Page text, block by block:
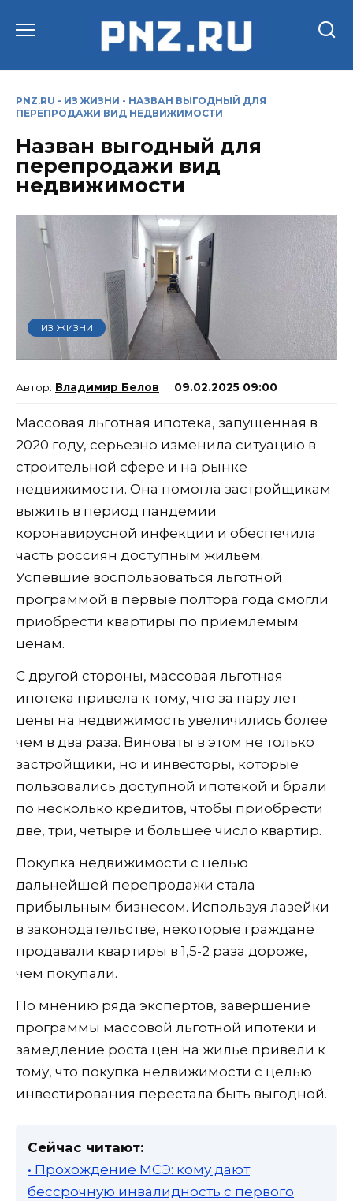
PNZ.RU - ИЗ ЖИЗНИ - НАЗВАН ВЫГОДНЫЙ ДЛЯ
ПЕРЕПРОДАЖИ ВИД НЕДВИЖИМОСТИ
Назван выгодный для
перепродажи вид
недвижимости
ИЗ ЖИЗНИ
Владимир Белов 09.02.2025 09:00
Массовая льготная ипотека, запущенная в
2020 году, серьезно изменила ситуацию в
строительной сфере и на рынке
недвижимости. Она помогла застройщикам
выжить в период пандемии
коронавирусной инфекции и обеспечила
часть россиян доступным жильем.
Успевшие воспользоваться льготной
программой в первые полтора года смогли
приобрести квартиры по приемлемым
ценам.
С другой стороны, массовая льготная
ипотека привела к тому, что за пару лет
цены на недвижимость увеличились более
чем в два раза. Виноваты в этом не только
застройщики, но и инвесторы, которые
пользовались доступной ипотекой и брали
по несколько кредитов, чтобы приобрести
две, три, четыре и большее число квартир.
Покупка недвижимости с целью
дальнейшей перепродажи стала
прибыльным бизнесом. Используя лазейки
в законодательстве, некоторые граждане
продавали квартиры в 1,5-2 раза дороже,
чем покупали.
По мнению ряда экспертов, завершение
программы массовой льготной ипотеки и
замедление роста цен на жилье привели к
тому, что покупка недвижимости с целью
инвестирования перестала быть выгодной.
Сейчас читают:
• Прохождение МСЭ: кому дают
бессрочную инвалидность с первого